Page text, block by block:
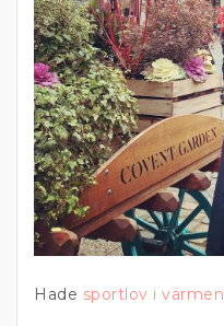
Hade sportlov i värmen